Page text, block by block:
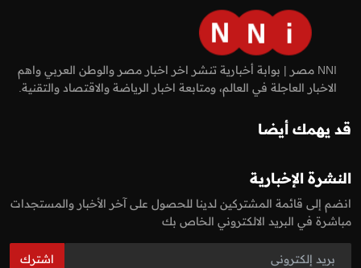
NNI مصر | بوابة أخبارية تنشر اخر اخبار مصر والوطن العربي واهم
الاخبار العاجلة في العالم، ومتابعة اخبار الرياضة والاقتصاد والتقنية.
قد يهمك أيضا
النشرة الإخبارية
انضم إلى قائمة المشتركين لدينا للحصول على آخر الأخبار والمستجدات
مباشرة في البريد الالكتروني الخاص بك
اشترك